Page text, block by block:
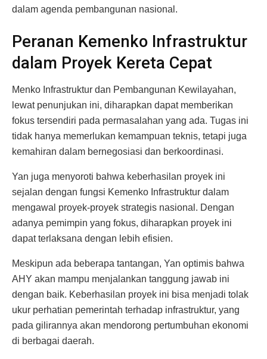
dalam agenda pembangunan nasional.
Peranan Kemenko Infrastruktur
dalam Proyek Kereta Cepat
Menko Infrastruktur dan Pembangunan Kewilayahan,
lewat penunjukan ini, diharapkan dapat memberikan
fokus tersendiri pada permasalahan yang ada. Tugas ini
tidak hanya memerlukan kemampuan teknis, tetapi juga
kemahiran dalam bernegosiasi dan berkoordinasi.
Yan juga menyoroti bahwa keberhasilan proyek ini
sejalan dengan fungsi Kemenko Infrastruktur dalam
mengawal proyek-proyek strategis nasional. Dengan
adanya pemimpin yang fokus, diharapkan proyek ini
dapat terlaksana dengan lebih efisien.
Meskipun ada beberapa tantangan, Yan optimis bahwa
AHY akan mampu menjalankan tanggung jawab ini
dengan baik. Keberhasilan proyek ini bisa menjadi tolak
ukur perhatian pemerintah terhadap infrastruktur, yang
pada gilirannya akan mendorong pertumbuhan ekonomi
di berbagai daerah.